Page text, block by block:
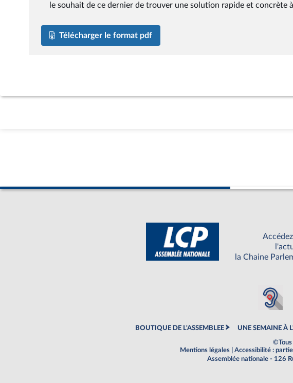
le souhait de ce dernier de trouver une solution rapide et concrète
Télécharger le format pdf
la Chaine
BOUTIQUE DE L'ASSEMBLEE UNE SEMAINE À
©Tous
Mentions légales
Accessibilité :
Assemblée nationale - 126